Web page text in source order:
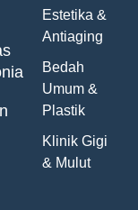
Estetika &
Antiaging
Bedah
Umum &
Plastik
Klinik Gigi
& Mulut